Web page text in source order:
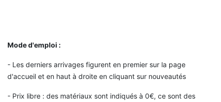
Mode d'emploi :
- Les derniers arrivages figurent en premier sur la page
d'accueil et en haut à droite en cliquant sur nouveautés
- Prix libre : des matériaux sont indiqués à 0€, ce sont des